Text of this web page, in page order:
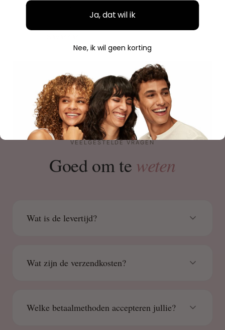
verpakking. Volgende keer weer.
Geverifieerde aankoop
VEELGESTELDE VRAGEN
Goed om te weten
Wat is de levertijd?
Wat zijn de verzendkosten?
Welke betaalmethoden accepteren jullie?
Ja, dat wil ik
Nee, ik wil geen korting